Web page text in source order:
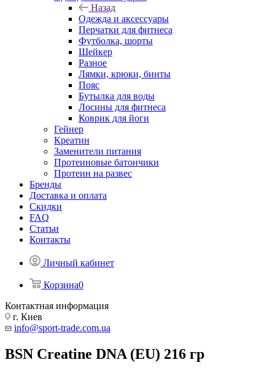
Назад
Одежда и аксессуары
Перчатки для фитнеса
Футболка, шорты
Шейкер
Разное
Лямки, крюки, бинты
Пояс
Бутылка для воды
Лосины для фитнеса
Коврик для йоги
Гейнер
Креатин
Заменители питания
Протеиновые батончики
Протеин на развес
Бренды
Доставка и оплата
Скидки
FAQ
Статьи
Контакты
Личный кабинет
Корзина0
Контактная информация
г. Киев
info@sport-trade.com.ua
BSN Creatine DNA (EU) 216 гр